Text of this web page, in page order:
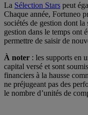
La Sélection Stars peut
Chaque année, Fortuneo
sociétés de gestion dont
gestion dans le temps ont
permettre de saisir de
À noter : les supports en
capital versé et sont
financiers à la hausse
ne préjugeant pas des
le nombre d’unités de